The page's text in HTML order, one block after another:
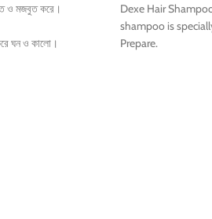
ও মজবুত করে।
ঘন ও কালো।
Dexe Hair
shampoo is
Prepare.